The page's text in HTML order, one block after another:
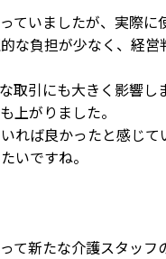
いましたが、実際
負担が少なく、経営
引にも大きく影響
上がりました。
れば良かったと感じ
いですね。
新たな介護スタッ